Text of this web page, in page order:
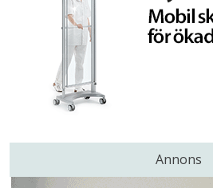
Annons